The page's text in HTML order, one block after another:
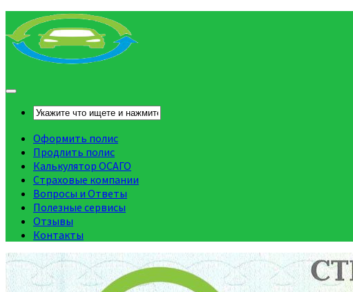
Оформить полис
Продлить полис
Калькулятор ОСАГО
Страховые компании
Вопросы и Ответы
Полезные сервисы
Отзывы
Контакты